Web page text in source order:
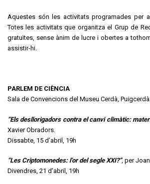
Aquestes són les activitats programades per
Totes les activitats que organitza el Grup de
gratuïtes, sense ànim de lucre i obertes a
assistir-hi.
PARLEM DE CIÈNCIA
Sala de Convencions del Museu Cerdà,
“Els desllorigadors contra el canvi climàtic:
Xavier Obradors.
Dissabte, 15 d’abril, 19h
“Les Criptomonedes: l’or del segle XXI?”, per
Divendres, 21 d’abril, 19h